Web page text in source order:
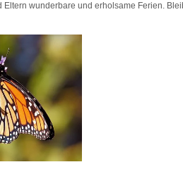
Eltern wunderbare und erholsame Ferien.